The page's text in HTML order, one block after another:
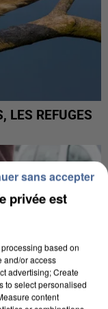
LES REFUGES
privée est
based on
and/or access
advertising; Create
to select personalised
content
sans accepter